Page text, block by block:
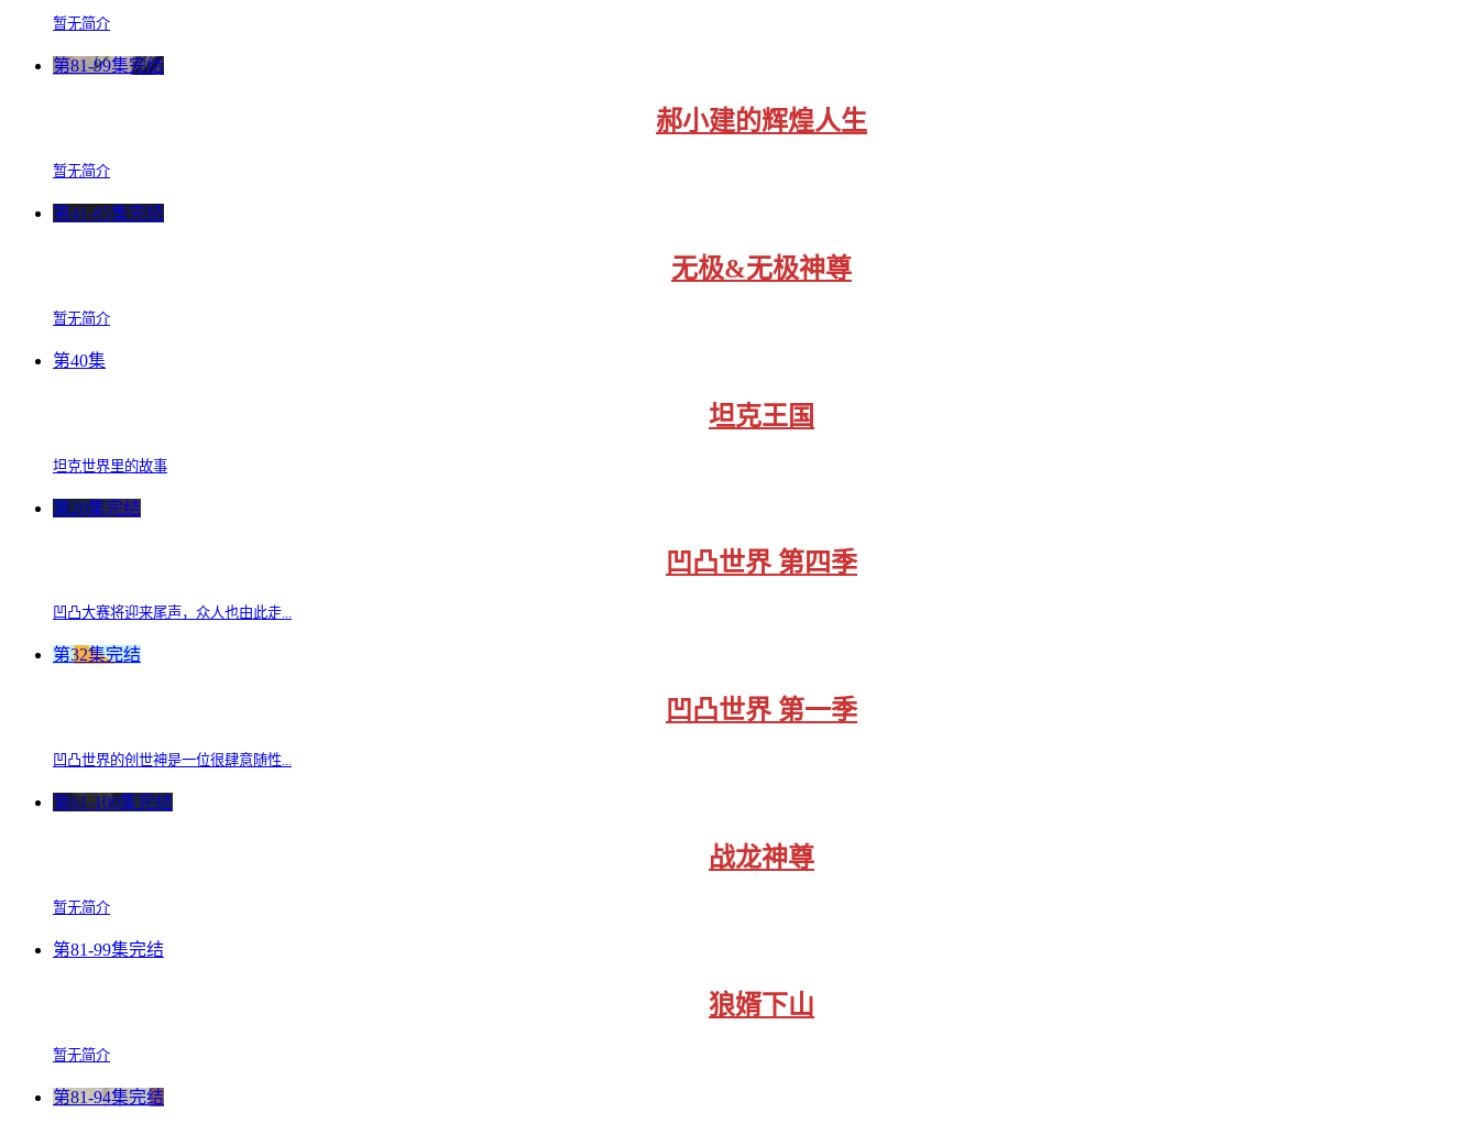
暂无简介
第81-99集完结
郝小建的辉煌人生
暂无简介
第41-85集完结
无极&无极神尊
暂无简介
第40集
坦克王国
坦克世界里的故事
第20集完结
凹凸世界 第四季
凹凸大赛将迎来尾声，众人也由此走...
第32集完结
凹凸世界 第一季
凹凸世界的创世神是一位很肆意随性...
第61-100集完结
战龙神尊
暂无简介
第81-99集完结
狼婿下山
暂无简介
第81-94集完结